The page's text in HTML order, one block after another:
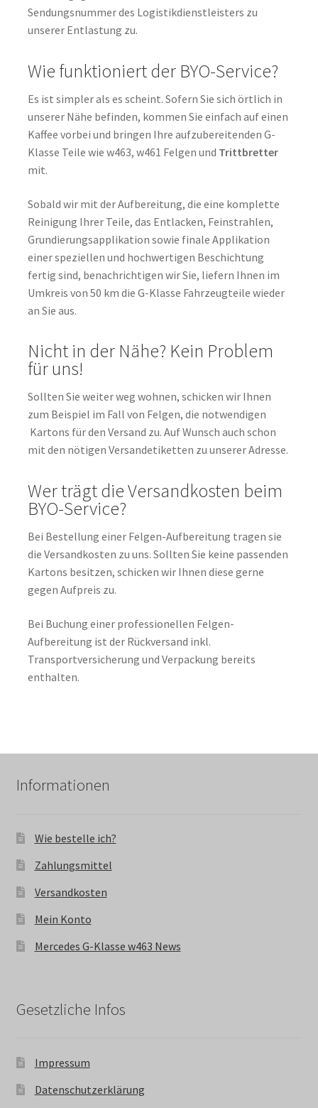
Sendungsnummer des Logistikdienstleisters zu
unserer Entlastung zu.
Wie funktioniert der BYO-Service?
Es ist simpler als es scheint. Sofern Sie sich örtlich in
unserer Nähe befinden, kommen Sie einfach auf einen
Kaffee vorbei und bringen Ihre aufzubereitenden G-
Klasse Teile wie w463, w461 Felgen und Trittbretter
mit.
Sobald wir mit der Aufbereitung, die eine komplette
Reinigung Ihrer Teile, das Entlacken, Feinstrahlen,
Grundierungsapplikation sowie finale Applikation
einer speziellen und hochwertigen Beschichtung
fertig sind, benachrichtigen wir Sie, liefern Ihnen im
Umkreis von 50 km die G-Klasse Fahrzeugteile wieder
an Sie aus.
Nicht in der Nähe? Kein Problem
für uns!
Sollten Sie weiter weg wohnen, schicken wir Ihnen
zum Beispiel im Fall von Felgen, die notwendigen
Kartons für den Versand zu. Auf Wunsch auch schon
mit den nötigen Versandetiketten zu unserer Adresse.
Wer trägt die Versandkosten beim
BYO-Service?
Bei Bestellung einer Felgen-Aufbereitung tragen sie
die Versandkosten zu uns. Sollten Sie keine passenden
Kartons besitzen, schicken wir Ihnen diese gerne
gegen Aufpreis zu.
Bei Buchung einer professionellen Felgen-
Aufbereitung ist der Rückversand inkl.
Transportversicherung und Verpackung bereits
enthalten.
Informationen
Wie bestelle ich?
Zahlungsmittel
Versandkosten
Mein Konto
Mercedes G-Klasse w463 News
Gesetzliche Infos
Impressum
Datenschutzerklärung